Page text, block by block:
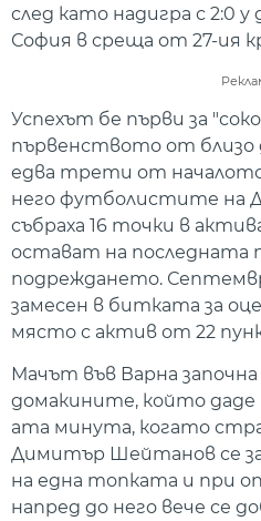
след като надигра с 2:0
София в среща от 27-ия
Успехът бе първи за
първенството от близо
едва трети от
него футболистите на
събраха 16 точки в
остават на последната
подреждането.
замесен в битката за
място с актив от 22
Мачът във Варна
домакините, който
ата минута, когато
Димитър Шейтанов се
на една топката и при
напред до него вече се